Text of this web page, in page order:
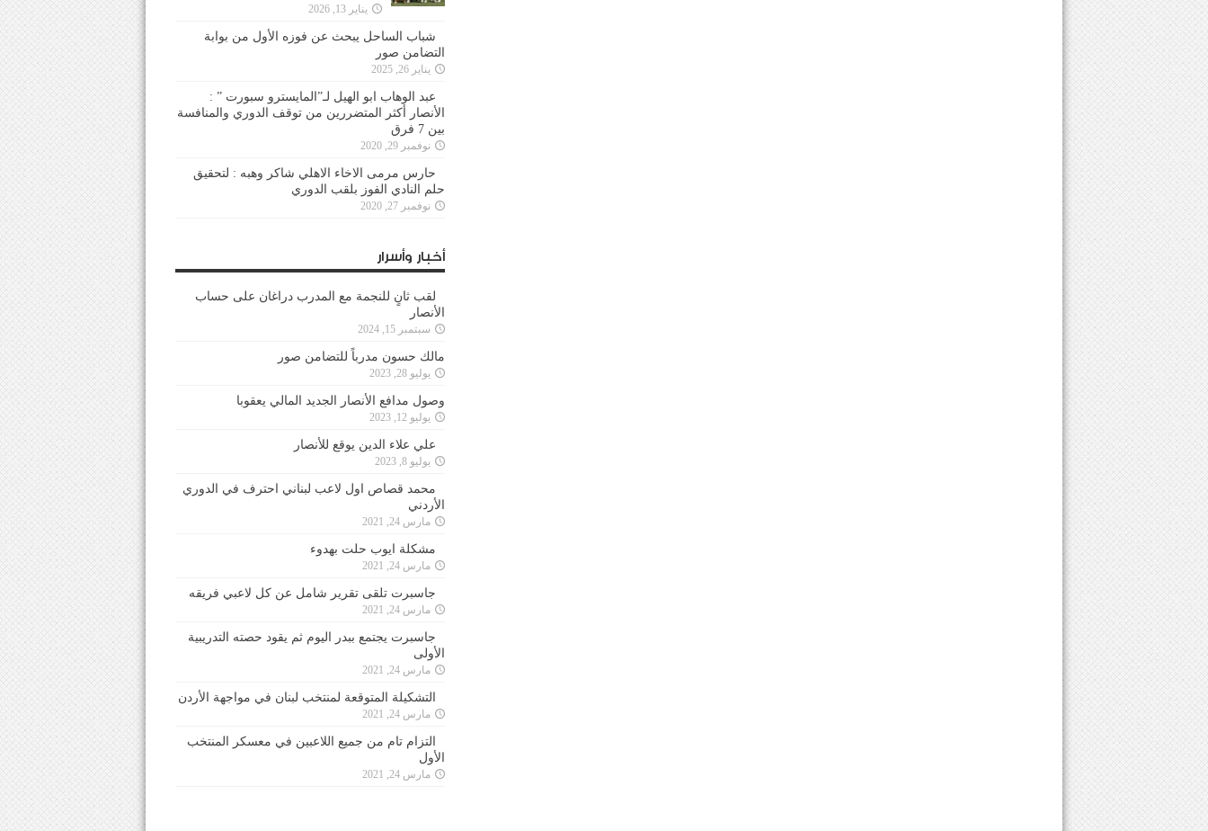
يناير 13, 2026
شباب الساحل يبحث عن فوزه الأول من بوابة
التضامن صور
يناير 26, 2025
عبد الوهاب ابو الهيل لـ”المايسترو سبورت ” :
الأنصار أكثر المتضررين من توقف الدوري والمنافسة
بين 7 فرق
نوفمبر 29, 2020
حارس مرمى الاخاء الاهلي شاكر وهبه : لتحقيق
حلم النادي الفوز بلقب الدوري
نوفمبر 27, 2020
أخبار وأسرار
لقب ثانٍ للنجمة مع المدرب دراغان على حساب
الأنصار
سبتمبر 15, 2024
مالك حسون مدرباً للتضامن صور
يوليو 28, 2023
وصول مدافع الأنصار الجديد المالي يعقوبا
يوليو 12, 2023
علي علاء الدين يوقع للأنصار
يوليو 8, 2023
محمد قصاص اول لاعب لبناني احترف في الدوري
الأردني
مارس 24, 2021
مشكلة ايوب حلت بهدوء
مارس 24, 2021
جاسبرت تلقى تقرير شامل عن كل لاعبي فريقه
مارس 24, 2021
جاسبرت يجتمع ببدر اليوم ثم يقود حصته التدريبية
الأولى
مارس 24, 2021
التشكيلة المتوقعة لمنتخب لبنان في مواجهة الأردن
مارس 24, 2021
التزام تام من جميع اللاعبين في معسكر المنتخب
الأول
مارس 24, 2021